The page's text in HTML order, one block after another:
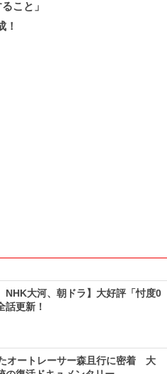
こと」
！
NHK大河、朝ドラ】大好評「忖度0
話更新！
オートレーサー森且行に密着 大